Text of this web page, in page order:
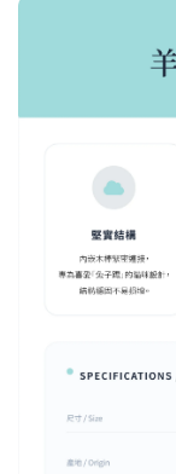
現貨｜彩
NT$ 1,500